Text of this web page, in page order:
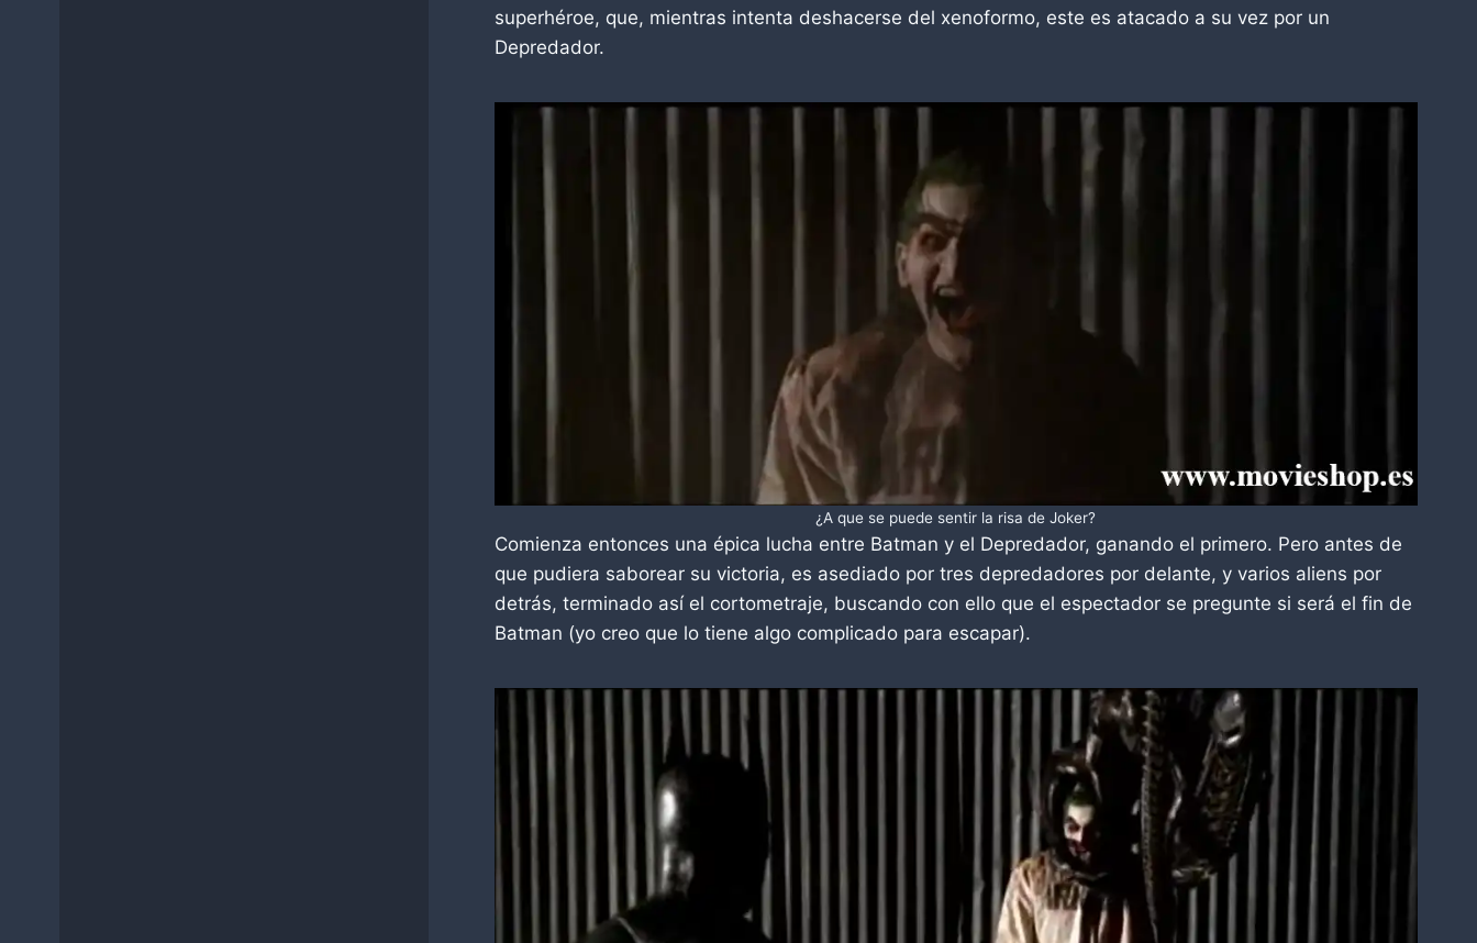
superhéroe, que, mientras intenta deshacerse del xenoformo, este es atacado a su vez por un
Depredador.
¿A que se puede sentir la risa de Joker?
Comienza entonces una épica lucha entre Batman y el Depredador, ganando el primero. Pero antes de
que pudiera saborear su victoria, es asediado por tres depredadores por delante, y varios aliens por
detrás, terminado así el cortometraje, buscando con ello que el espectador se pregunte si será el fin de
Batman (yo creo que lo tiene algo complicado para escapar).